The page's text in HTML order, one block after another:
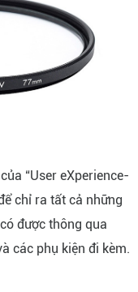
“User eXperience-
chỉ ra tất cả những
được thông qua
các phụ kiện đi kèm.